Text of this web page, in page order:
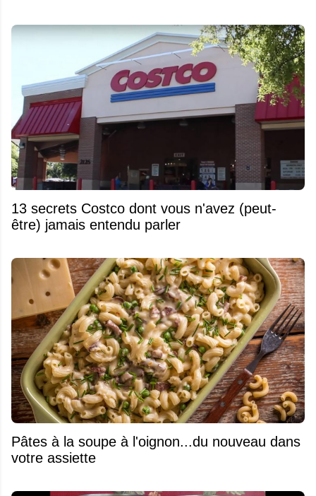
13 secrets Costco dont vous n'avez (peut-
être) jamais entendu parler
Pâtes à la soupe à l'oignon...du nouveau dans
votre assiette